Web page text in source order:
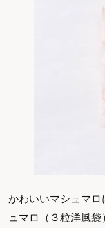
かわいいマシュマロ
ュマロ（３粒洋風袋）